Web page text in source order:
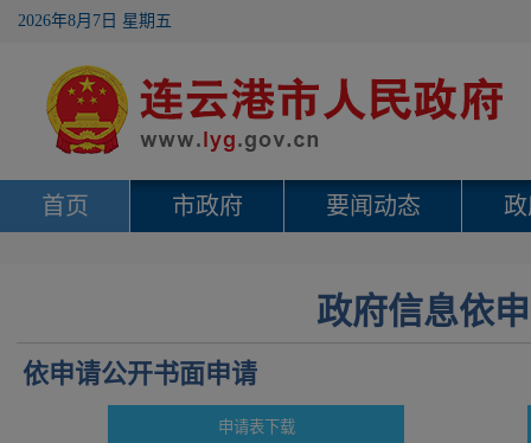
2026年8月7日 星期五
首页 市政府 要闻动态
政府信息依
依申请公开书面申请